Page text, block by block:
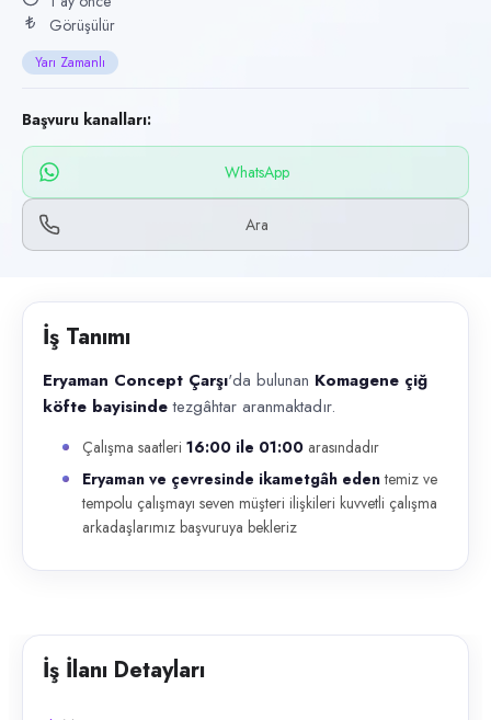
Yarı Zamanlı · Ofis
Yayın tarihi
29 Haziran 2026
Son geçerlilik
27 Eylül 2026
Başvuru kanalları
WhatsApp, Telefon
Eryaman Concept Çarşı 'da bulunan Komagene çiğ köfte bayisinde
Görüşülür
Yarı Zamanlı
Başvuru kanalları:
WhatsApp
Ara
İş Tanımı
Eryaman Concept Çarşı'da bulunan Komagene çiğ
köfte bayisindetezgâhtar aranmaktadır.
Çalışma saatleri 16:00 ile 01:00 arasındadır
Eryaman ve çevresinde ikametgâh edentemiz ve
tempolu çalışmayı seven müşteri ilişkileri kuvvetli çalışma
arkadaşlarımız başvuruya bekleriz
İş İlanı Detayları